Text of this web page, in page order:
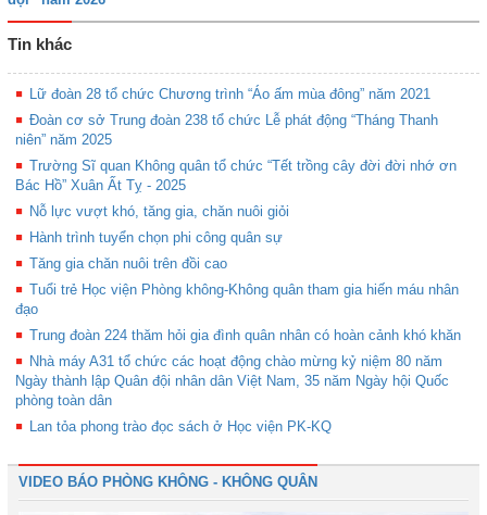
Tin khác
Lữ đoàn 28 tổ chức Chương trình “Áo ấm mùa đông” năm 2021
Đoàn cơ sở Trung đoàn 238 tổ chức Lễ phát động “Tháng Thanh
niên” năm 2025
Trường Sĩ quan Không quân tổ chức “Tết trồng cây đời đời nhớ ơn
Bác Hồ” Xuân Ất Tỵ - 2025
Nỗ lực vượt khó, tăng gia, chăn nuôi giỏi
Hành trình tuyển chọn phi công quân sự
Tăng gia chăn nuôi trên đồi cao
Tuổi trẻ Học viện Phòng không-Không quân tham gia hiến máu nhân
đạo
Trung đoàn 224 thăm hỏi gia đình quân nhân có hoàn cảnh khó khăn
Nhà máy A31 tổ chức các hoạt động chào mừng kỷ niệm 80 năm
Ngày thành lập Quân đội nhân dân Việt Nam, 35 năm Ngày hội Quốc
phòng toàn dân
Lan tỏa phong trào đọc sách ở Học viện PK-KQ
VIDEO BÁO PHÒNG KHÔNG - KHÔNG QUÂN